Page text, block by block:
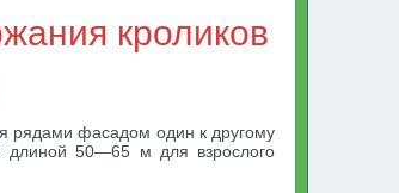
кроликов
рядами фасадом один к другому
длиной 50—65 м для взрослого